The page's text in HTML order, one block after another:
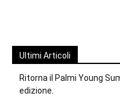
Ultimi Articoli
Ritorna il Palmi Young
edizione.